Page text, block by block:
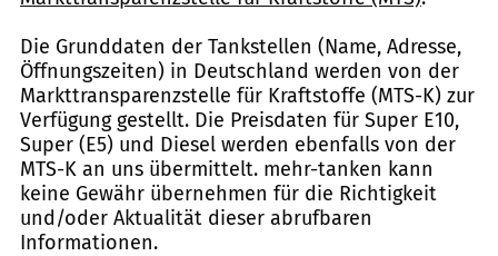
Die Grunddaten der Tankstellen (Name, Adresse,
Öffnungszeiten) in Deutschland werden von der
Markttransparenzstelle für Kraftstoffe (MTS-K) zur
Verfügung gestellt. Die Preisdaten für Super E10,
Super (E5) und Diesel werden ebenfalls von der
MTS-K an uns übermittelt. mehr-tanken kann
keine Gewähr übernehmen für die Richtigkeit
und/oder Aktualität dieser abrufbaren
Informationen.